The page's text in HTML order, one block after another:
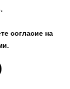
упаковка
согласие на